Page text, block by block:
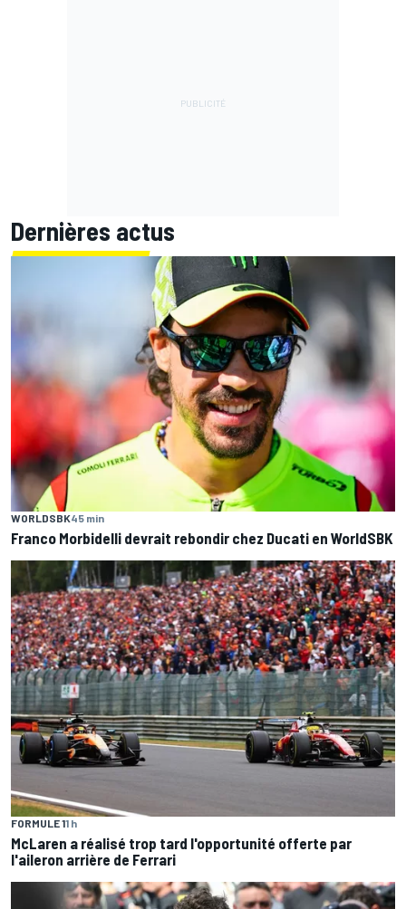
Dernières actus
WORLDSBK45 min
Franco Morbidelli devrait rebondir chez Ducati en WorldSBK
FORMULE 11 h
McLaren a réalisé trop tard l'opportunité offerte par
l'aileron arrière de Ferrari